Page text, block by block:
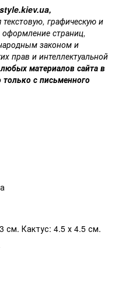
,
текстовую, графическую и
страниц,
законом и
прав и интеллектуальной
материалов сайта в
с письменного
см. Кактус: 4.5 х 4.5 см.